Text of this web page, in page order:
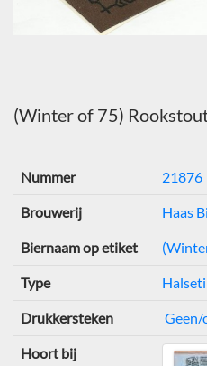
(Winter of 75)
Nummer
21876
Brouwerij Haas
Biernaam op etiket
Type
Drukkersteken Geen/
Hoort bij